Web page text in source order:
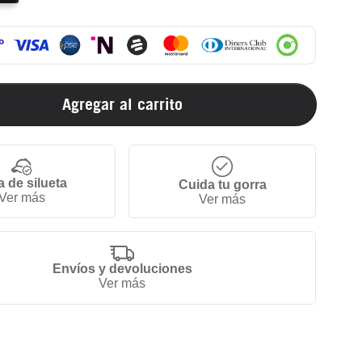
Agregar al carrito
de silueta
más
Cuida tu gorra
Ver más
Envíos y devoluciones
Ver más